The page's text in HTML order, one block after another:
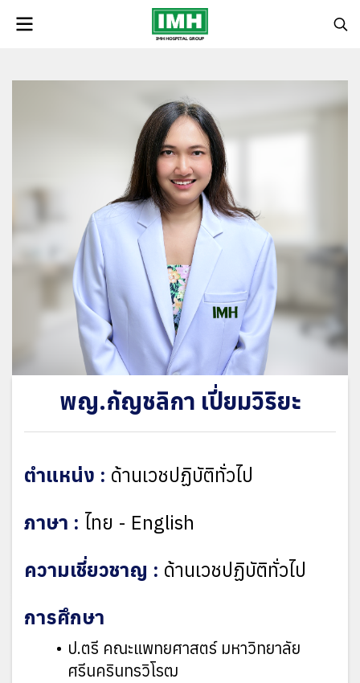
พญ.กัญชลิกา เปี่ยมวิริยะ
ตำแหน่ง : ด้านเวชปฏิบัติทั่วไป
ภาษา : ไทย - English
ความเชี่ยวชาญ : ด้านเวชปฏิบัติทั่วไป
การศึกษา
ป.ตรี คณะแพทยศาสตร์ มหาวิทยาลัย
ศรีนครินทรวิโรฒ